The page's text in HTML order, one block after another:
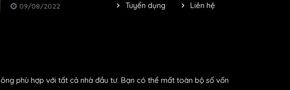
09/08/2022
Tuyển dụng
Liên hệ
phù hợp với tất cả nhà đầu tư. Bạn có thể mất toàn bộ số vốn